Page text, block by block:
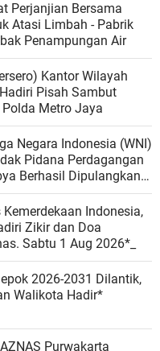
Perjanjian Bersama
Atasi Limbah - Pabrik
Penampungan Air
Kantor Wilayah
Pisah Sambut
Metro Jaya
Negara Indonesia (WNI)
Pidana Perdagangan
Berhasil Dipulangkan
adalah NAR, SS, dan
Indonesia,
Zikir dan Doa
Sabtu 1 Aug 2026*_
2026-2031 Dilantik,
Walikota Hadir*